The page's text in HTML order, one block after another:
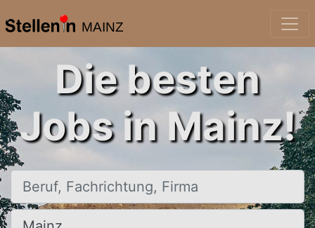
MAINZ
Die besten
Jobs in Mainz!
Beruf, Fachrichtung, Firma
Ort, Stadt